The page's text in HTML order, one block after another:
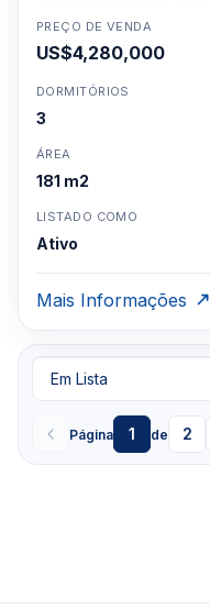
PREÇO DE VENDA
US$4,280,000
DORMITÓRIOS
3
ÁREA
181 m2
LISTADO COMO
Ativo
Mais Informações
Página 1 de 2